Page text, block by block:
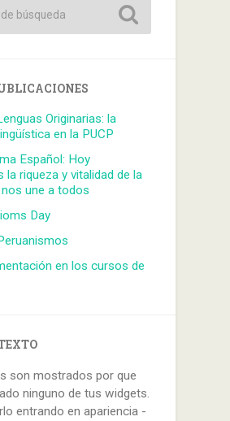
Originarias: la
en la PUCP
Español: Hoy
la riqueza y vitalidad de la
une a todos
Day
en los cursos de
son mostrados por que
ninguno de tus widgets.
entrando en apariencia -